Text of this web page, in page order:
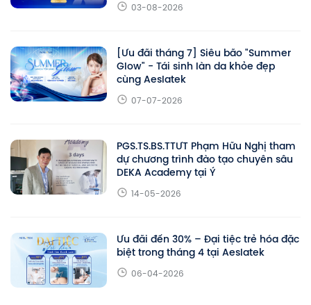
03-08-2026
[Ưu đãi tháng 7] Siêu bão "Summer
Glow" - Tái sinh làn da khỏe đẹp
cùng Aeslatek
07-07-2026
PGS.TS.BS.TTƯT Phạm Hữu Nghị tham
dự chương trình đào tạo chuyên sâu
DEKA Academy tại Ý
14-05-2026
Ưu đãi đến 30% – Đại tiệc trẻ hóa đặc
biệt trong tháng 4 tại Aeslatek
06-04-2026